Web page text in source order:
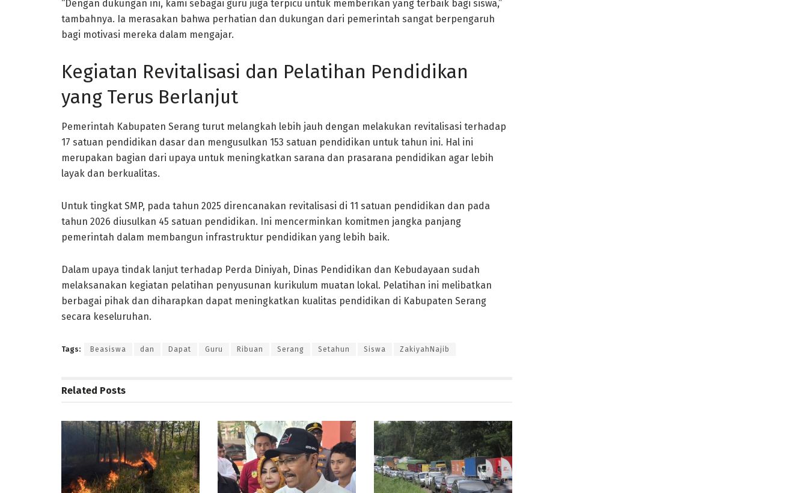
“Dengan dukungan ini, kami sebagai guru juga terpicu untuk memberikan yang terbaik bagi siswa,”
tambahnya. Ia merasakan bahwa perhatian dan dukungan dari pemerintah sangat berpengaruh
bagi motivasi mereka dalam mengajar.
Kegiatan Revitalisasi dan Pelatihan Pendidikan
yang Terus Berlanjut
Pemerintah Kabupaten Serang turut melangkah lebih jauh dengan melakukan revitalisasi terhadap
17 satuan pendidikan dasar dan mengusulkan 153 satuan pendidikan untuk tahun ini. Hal ini
merupakan bagian dari upaya untuk meningkatkan sarana dan prasarana pendidikan agar lebih
layak dan berkualitas.
Untuk tingkat SMP, pada tahun 2025 direncanakan revitalisasi di 11 satuan pendidikan dan pada
tahun 2026 diusulkan 45 satuan pendidikan. Ini mencerminkan komitmen jangka panjang
pemerintah dalam membangun infrastruktur pendidikan yang lebih baik.
Dalam upaya tindak lanjut terhadap Perda Diniyah, Dinas Pendidikan dan Kebudayaan sudah
melaksanakan kegiatan pelatihan penyusunan kurikulum muatan lokal. Pelatihan ini melibatkan
berbagai pihak dan diharapkan dapat meningkatkan kualitas pendidikan di Kabupaten Serang
secara keseluruhan.
Tags: Beasiswa dan Dapat Guru Ribuan Serang Setahun Siswa ZakiyahNajib
Related Posts